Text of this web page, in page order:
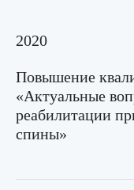
2020
Повышение
«Актуальные
реабилитации
спины»
время
Сделайте первый
это просто и удобно